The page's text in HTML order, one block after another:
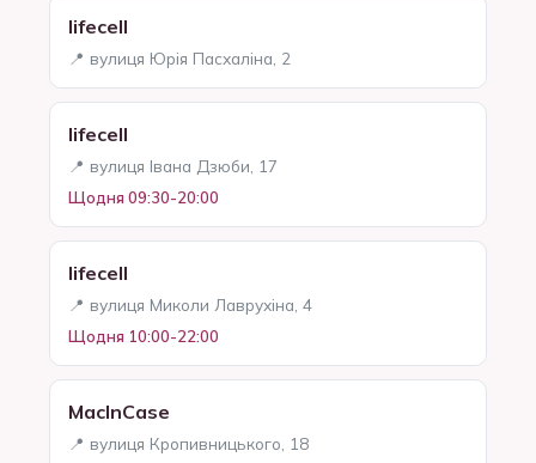
lifecell
📍 вулиця Юрія Пасхаліна, 2
lifecell
📍 вулиця Івана Дзюби, 17
Щодня 09:30-20:00
lifecell
📍 вулиця Миколи Лаврухіна, 4
Щодня 10:00-22:00
MacInCase
📍 вулиця Кропивницького, 18